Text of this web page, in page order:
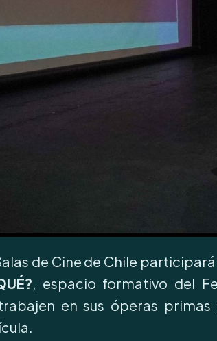
de Cine de Chile
, espacio formativo del
en sus óperas